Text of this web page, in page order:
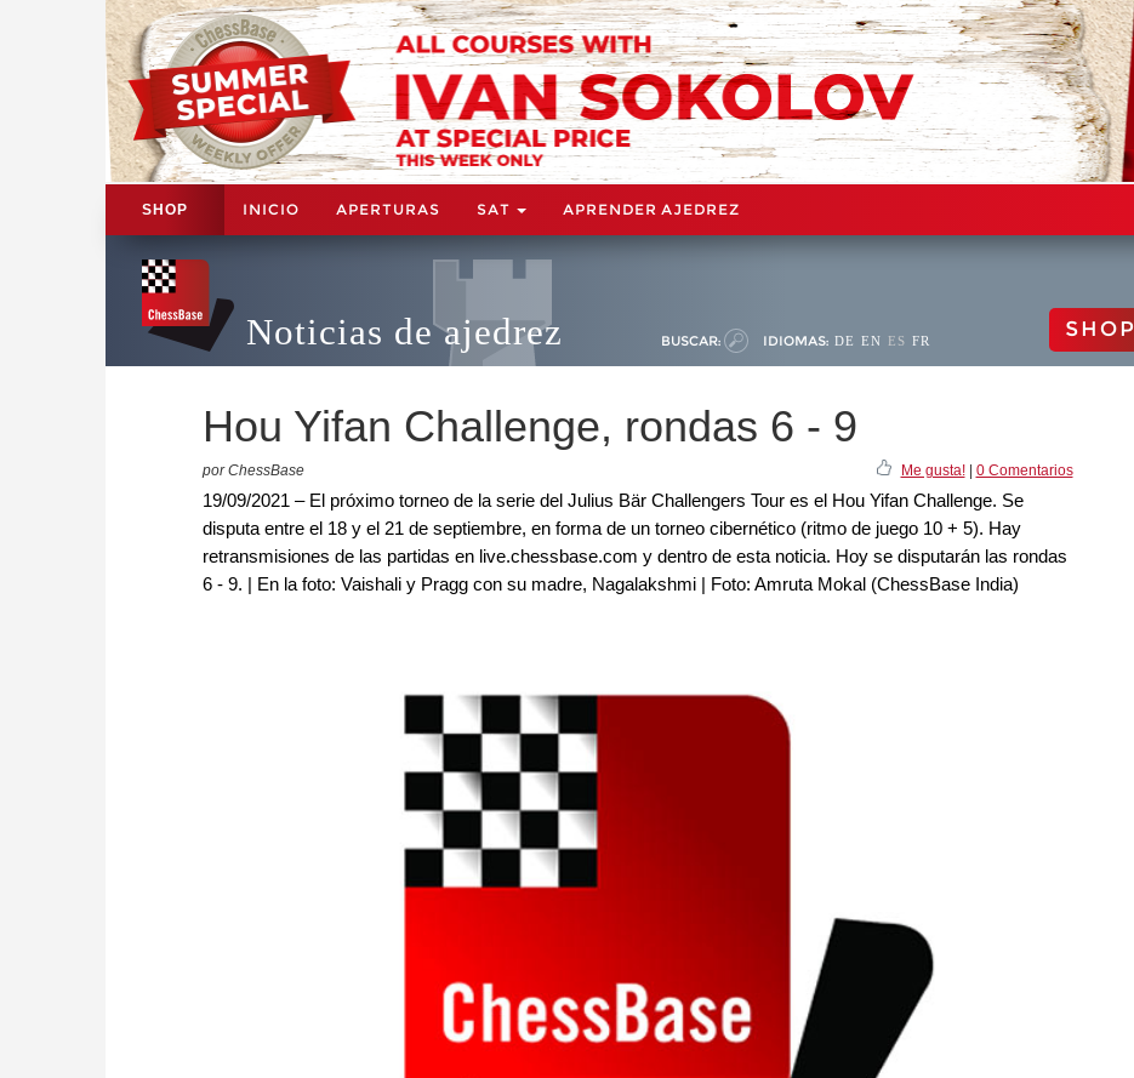
SHOP INICIO APERTURAS SAT APRENDER AJEDREZ
Noticias de ajedrez BUSCAR: IDIOMAS: DE EN ES FR SHOP
Hou Yifan Challenge, rondas 6 - 9
por ChessBase Me gusta!| 0 Comentarios
19/09/2021 – El próximo torneo de la serie del Julius Bär Challengers Tour es el Hou Yifan Challenge. Se
disputa entre el 18 y el 21 de septiembre, en forma de un torneo cibernético (ritmo de juego 10 + 5). Hay
retransmisiones de las partidas en live.chessbase.com y dentro de esta noticia. Hoy se disputarán las rondas
6 - 9. | En la foto: Vaishali y Pragg con su madre, Nagalakshmi | Foto: Amruta Mokal (ChessBase India)